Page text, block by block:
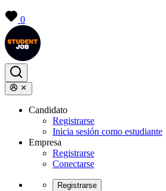
0
Candidato
Registrarse
Inicia sesión como estudiante
Empresa
Registrarse
Conectarse
Registrarse